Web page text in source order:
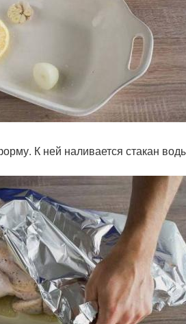
К ней наливается стакан